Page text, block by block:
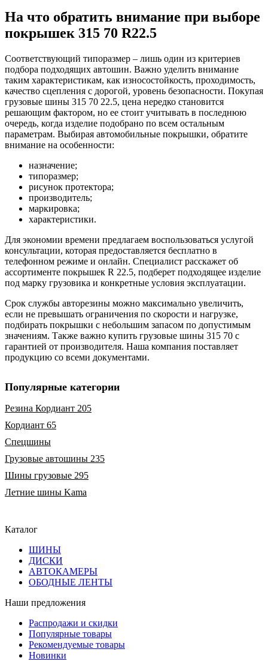
На что обратить внимание при выборе
покрышек 315 70 R22.5
Соответствующий типоразмер – лишь один из критериев
подбора подходящих автошин. Важно уделить внимание
таким характеристикам, как износостойкость, проходимость,
качество сцепления с дорогой, уровень безопасности. Покупая
грузовые шины 315 70 22.5, цена нередко становится
решающим фактором, но ее стоит учитывать в последнюю
очередь, когда изделие подобрано по всем остальным
параметрам. Выбирая автомобильные покрышки, обратите
внимание на особенности:
назначение;
типоразмер;
рисунок протектора;
производитель;
маркировка;
характеристики.
Для экономии времени предлагаем воспользоваться услугой
консультации, которая предоставляется бесплатно в
телефонном режиме и онлайн. Специалист расскажет об
ассортименте покрышек R 22.5, подберет подходящее изделие
под марку грузовика и конкретные условия эксплуатации.
Срок службы авторезины можно максимально увеличить,
если не превышать ограничения по скорости и нагрузке,
подбирать покрышки с небольшим запасом по допустимым
значениям. Также важно купить грузовые шины 315 70 с
гарантией от производителя. Наша компания поставляет
продукцию со всеми документами.
Популярные категории
Резина Кордиант 205
Кордиант 65
Спецшины
Грузовые автошины 235
Шины грузовые 295
Летние шины Kama
Каталог
ШИНЫ
ДИСКИ
АВТОКАМЕРЫ
ОБОДНЫЕ ЛЕНТЫ
Наши предложения
Распродажи и скидки
Популярные товары
Рекомендуемые товары
Новинки